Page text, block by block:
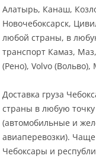
Алатырь, Канаш,
Новочебоксарск,
любой страны, в
транспорт Камаз,
(Рено), Volvo
Доставка груза
страны в любую
(автомобильные и
авиаперевозки). Чаще
Чебоксары и